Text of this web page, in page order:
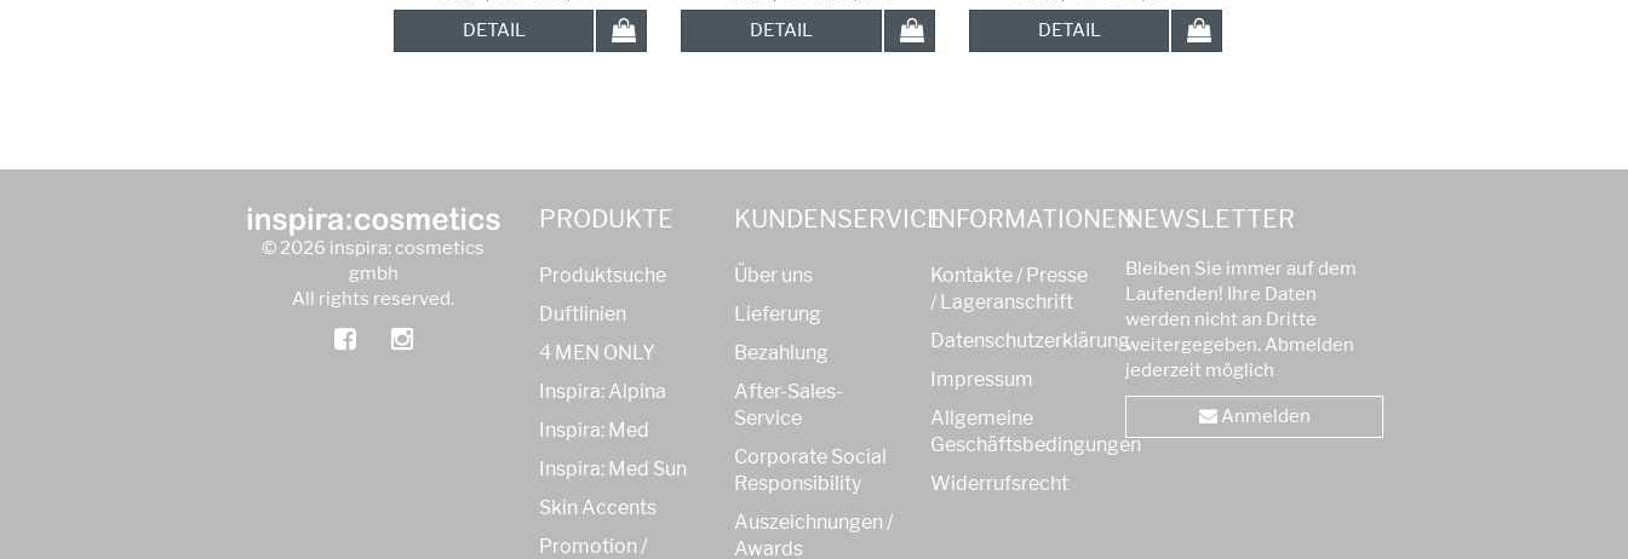
DETAIL DETAIL DETAIL
© 2026 inspira: cosmetics
gmbh
All rights reserved.
PRODUKTE
Produktsuche
Duftlinien
4 MEN ONLY
Inspira: Alpina
Inspira: Med
Inspira: Med Sun
Skin Accents
Promotion /
KUNDENSERVICE
Über uns
Lieferung
Bezahlung
After-Sales-
Service
Corporate Social
Responsibility
Auszeichnungen /
Awards
INFORMATIONEN
Kontakte / Presse
/ Lageranschrift
Datenschutzerklärung
Impressum
Allgemeine
Geschäftsbedingungen
Widerrufsrecht
NEWSLETTER
Bleiben Sie immer auf dem
Laufenden! Ihre Daten
werden nicht an Dritte
weitergegeben. Abmelden
jederzeit möglich
Anmelden